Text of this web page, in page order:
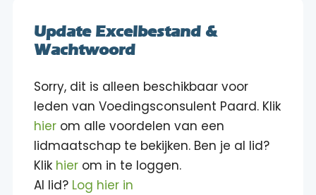
Update Excelbestand &
Wachtwoord
Sorry, dit is alleen beschikbaar voor
leden van Voedingsconsulent Paard. Klik
hierom alle voordelen van een
lidmaatschap te bekijken. Ben je al lid?
Klik hierom in te loggen.
Al lid? Log hier in